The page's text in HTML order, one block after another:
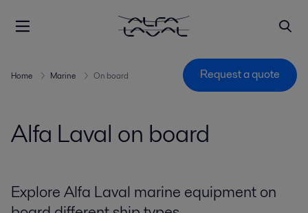
Home Marine On board Request a quote
Alfa Laval on board
Explore Alfa Laval marine equipment on